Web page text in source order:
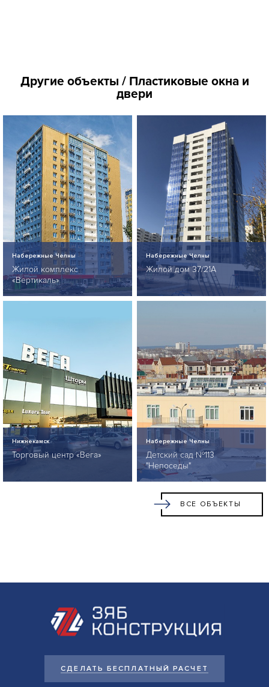
Другие объекты / Пластиковые окна и
двери
Набережные Челны
Жилой комплекс
«Вертикаль»
Набережные Челны
Жилой дом 37/21А
Нижнекамск
Торговый центр «Вега»
Набережные Челны
Детский сад №113
"Непоседы"
ВСЕ ОБЪЕКТЫ
СДЕЛАТЬ БЕСПЛАТНЫЙ РАСЧЕТ